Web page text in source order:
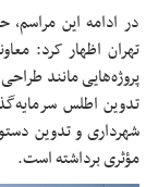
در ادامه این مراسم،
تهران اظهار کرد:
تدوین اطلس
شهرداری و تدوین
مؤثری برداشته است.